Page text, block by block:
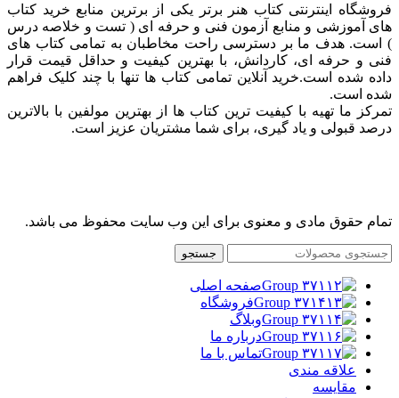
فروشگاه اینترنتی کتاب هنر برتر یکی از برترین منابع خرید کتاب
های آموزشی و منابع آزمون فنی و حرفه ای ( تست و خلاصه درس
) است. هدف ما بر دسترسی راحت مخاطبان به تمامی کتاب های
فنی و حرفه ای، کاردانش، با بهترین کیفیت و حداقل قیمت قرار
داده شده است.خرید آنلاین تمامی کتاب ها تنها با چند کلیک فراهم
شده است.
تمرکز ما تهیه با کیفیت ترین کتاب ها از بهترین مولفین با بالاترین
درصد قبولی و یاد گیری، برای شما مشتریان عزیز است.
تمام حقوق مادی و معنوی برای این وب سایت محفوظ می باشد.
جستجو
صفحه اصلی
فروشگاه
وبلاگ
درباره ما
تماس با ما
علاقه مندی
مقايسه